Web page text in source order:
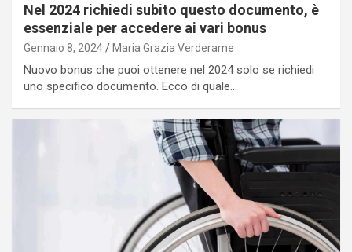
Nel 2024 richiedi subito questo documento, è
essenziale per accedere ai vari bonus
Gennaio 8, 2024 Maria Grazia Verderame
Nuovo bonus che puoi ottenere nel 2024 solo se richiedi
uno specifico documento. Ecco di quale…